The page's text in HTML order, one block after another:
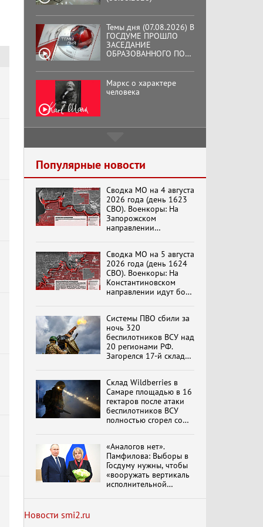
Темы дня (07.08.2026) В
ГОСДУМЕ ПРОШЛО
ЗАСЕДАНИЕ
ОБРАЗОВАННОГО ПО
ОБЩЕСТВЕННОГО
КОМИТЕТА ЗА
ОСВОБОЖДЕНИЕ
ПРЕЗИДЕНТА
Маркс о характере
человека
кооператор
Хук слева: «Что и
требовалось доказать!»
(07.08.2026)
Бренды Советской
эпохи "Гжель"
«Изменимся или
вымрем»
К ГРАЖДАНАМ
Г.А. Зюганова,
Председателя ЦК
КПРФ Руководителя
фракции КПРФ в
Государственной Думе
РФ (28.07.2026)
Документальный
фильм "Империализм и
Бить смелее!
В.Баранец, В.Дандыкин,
Популярные новости
Сводка МО на 4 августа
2026 года (день 1623
СВО). Военкоры: На
Запорожском
направлении
Степногорска
Сводка МО на 5 августа
2026 года (день 1624
СВО). Военкоры: На
Константиновском
направлении идут бои
Системы ПВО сбили за
ночь 320
беспилотников ВСУ над
20 регионами РФ.
Загорелся 17-й склад
года
обновлено
Склад Wildberries в
Самаре площадью в 16
гектаров после атаки
беспилотников ВСУ
полностью сгорел со
«Аналогов нет».
Памфилова: Выборы в
Госдуму нужны, чтобы
«вооружать вертикаль
исполнительной
Новости smi2.ru